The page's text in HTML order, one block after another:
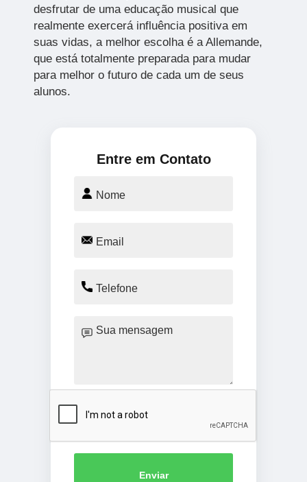
desfrutar de uma educação musical que
realmente exercerá influência positiva em
suas vidas, a melhor escolha é a Allemande,
que está totalmente preparada para mudar
para melhor o futuro de cada um de seus
alunos.
Entre em Contato
Enviar